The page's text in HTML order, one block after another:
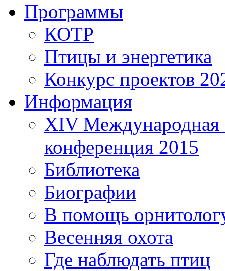
Программы
КОТР
Птицы и энергетика
Конкурс проектов
Информация
XIV Международная
конференция 2015
Библиотека
Биографии
В помощь
Весенняя охота
Где наблюдать птиц